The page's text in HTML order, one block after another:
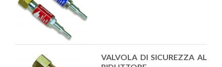
VALVOLA DI SICUREZZA AL